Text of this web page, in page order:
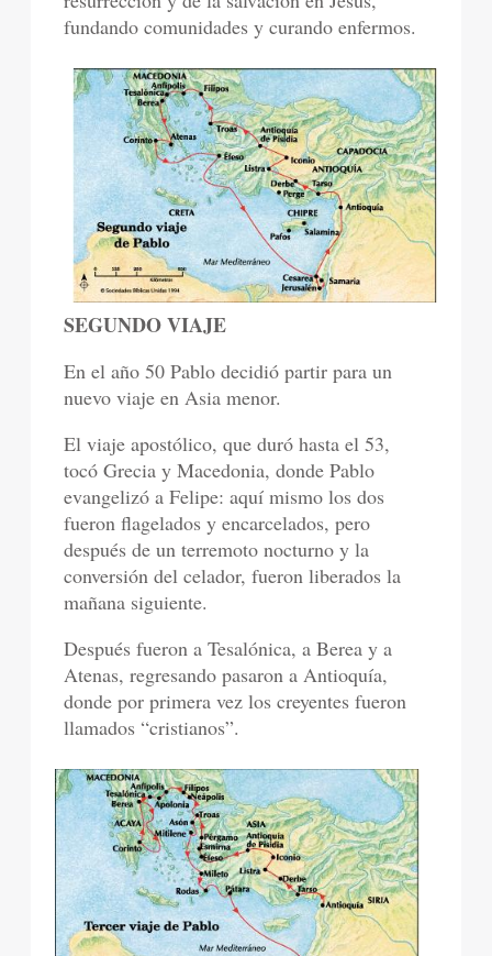
fundando comunidades y curando enfermos.
SEGUNDO VIAJE
En el año 50 Pablo decidió partir para un
nuevo viaje en Asia menor.
El viaje apostólico, que duró hasta el 53,
tocó Grecia y Macedonia, donde Pablo
evangelizó a Felipe: aquí mismo los dos
fueron flagelados y encarcelados, pero
después de un terremoto nocturno y la
conversión del celador, fueron liberados la
mañana siguiente.
Después fueron a Tesalónica, a Berea y a
Atenas, regresando pasaron a Antioquía,
donde por primera vez los creyentes fueron
llamados “cristianos”.